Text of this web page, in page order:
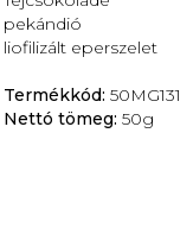
pekándió
liofilizált eperszelet
Termékkód: 50MG131
Nettó tömeg: 50g